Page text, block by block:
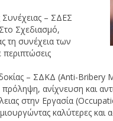
Συνέχειας – ΣΔΕΣ
Σχεδιασμό,
τη συνέχεια των
περιπτώσεις
– ΣΔΚΔ (Anti-
ανίχνευση και
στην Εργασία
καλύτερες και